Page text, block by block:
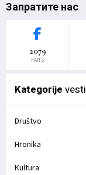
Запратите нас
2079
FANS
Kategorije vesti
Društvo
Hronika
Kultura